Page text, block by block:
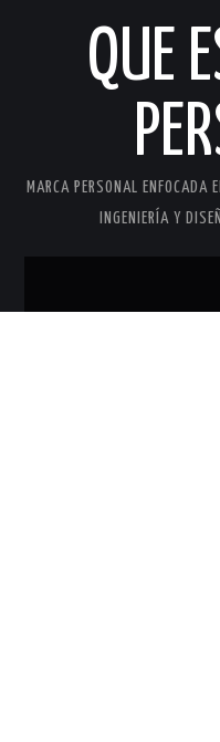
QUE
MARCA PERSONAL ENFOCADA
INGENIERÍA Y